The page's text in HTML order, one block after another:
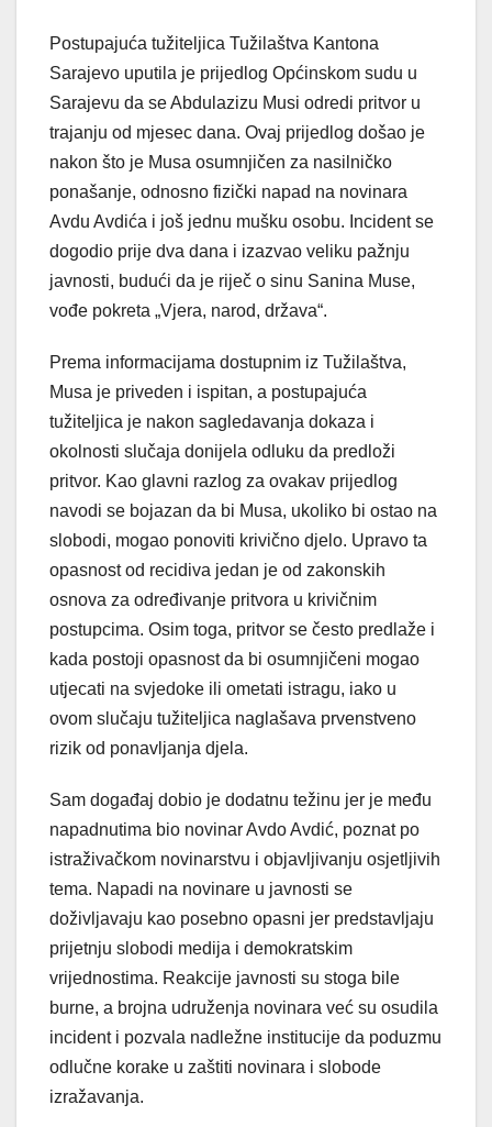
Postupajuća tužiteljica Tužilaštva Kantona
Sarajevo uputila je prijedlog Općinskom sudu u
Sarajevu da se Abdulazizu Musi odredi pritvor u
trajanju od mjesec dana. Ovaj prijedlog došao je
nakon što je Musa osumnjičen za nasilničko
ponašanje, odnosno fizički napad na novinara
Avdu Avdića i još jednu mušku osobu. Incident se
dogodio prije dva dana i izazvao veliku pažnju
javnosti, budući da je riječ o sinu Sanina Muse,
vođe pokreta „Vjera, narod, država“.
Prema informacijama dostupnim iz Tužilaštva,
Musa je priveden i ispitan, a postupajuća
tužiteljica je nakon sagledavanja dokaza i
okolnosti slučaja donijela odluku da predloži
pritvor. Kao glavni razlog za ovakav prijedlog
navodi se bojazan da bi Musa, ukoliko bi ostao na
slobodi, mogao ponoviti krivično djelo. Upravo ta
opasnost od recidiva jedan je od zakonskih
osnova za određivanje pritvora u krivičnim
postupcima. Osim toga, pritvor se često predlaže i
kada postoji opasnost da bi osumnjičeni mogao
utjecati na svjedoke ili ometati istragu, iako u
ovom slučaju tužiteljica naglašava prvenstveno
rizik od ponavljanja djela.
Sam događaj dobio je dodatnu težinu jer je među
napadnutima bio novinar Avdo Avdić, poznat po
istraživačkom novinarstvu i objavljivanju osjetljivih
tema. Napadi na novinare u javnosti se
doživljavaju kao posebno opasni jer predstavljaju
prijetnju slobodi medija i demokratskim
vrijednostima. Reakcije javnosti su stoga bile
burne, a brojna udruženja novinara već su osudila
incident i pozvala nadležne institucije da poduzmu
odlučne korake u zaštiti novinara i slobode
izražavanja.